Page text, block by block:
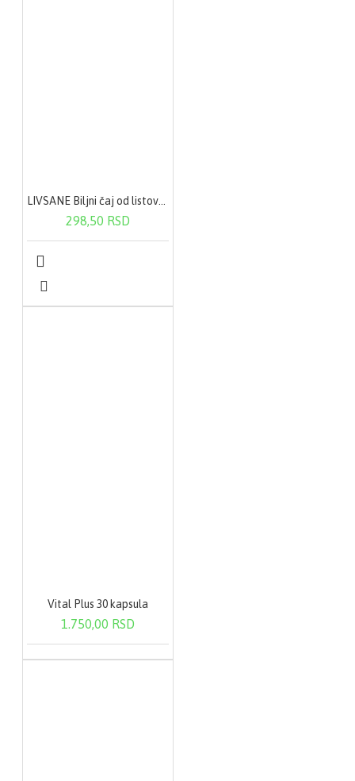
298,50 RSD
Vital Plus 30 kapsula
1.750,00 RSD